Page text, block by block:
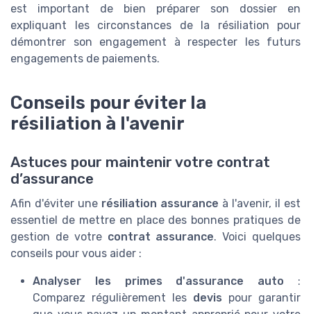
est important de bien préparer son dossier en
expliquant les circonstances de la résiliation pour
démontrer son engagement à respecter les futurs
engagements de paiements.
Conseils pour éviter la
résiliation à l'avenir
Astuces pour maintenir votre contrat
d’assurance
Afin d'éviter une résiliation assurance à l'avenir, il est
essentiel de mettre en place des bonnes pratiques de
gestion de votre contrat assurance. Voici quelques
conseils pour vous aider :
Analyser les primes d'assurance auto :
Comparez régulièrement les devis pour garantir